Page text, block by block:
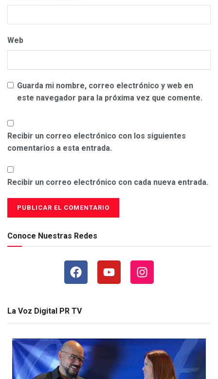
Web
Guarda mi nombre, correo electrónico y web en
este navegador para la próxima vez que comente.
Recibir un correo electrónico con los siguientes
comentarios a esta entrada.
Recibir un correo electrónico con cada nueva entrada.
Conoce Nuestras Redes
La Voz Digital PR TV